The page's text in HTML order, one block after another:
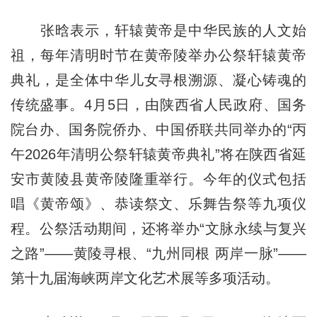
张晗表示，轩辕黄帝是中华民族的人文始
祖，每年清明时节在黄帝陵举办公祭轩辕黄帝
典礼，是全体中华儿女寻根溯源、凝心铸魂的
传统盛事。4月5日，由陕西省人民政府、国务
院台办、国务院侨办、中国侨联共同举办的“丙
午2026年清明公祭轩辕黄帝典礼”将在陕西省延
安市黄陵县黄帝陵隆重举行。今年的仪式包括
唱《黄帝颂》、恭读祭文、乐舞告祭等九项仪
程。公祭活动期间，还将举办“文脉永续与复兴
之路”——黄陵寻根、“九州同根 两岸一脉”——
第十九届海峡两岸文化艺术展等多项活动。